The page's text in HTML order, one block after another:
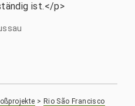
ist.</p>
> Rio São Francisco